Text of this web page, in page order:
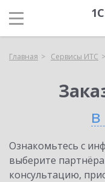
Главная Сервисы ИТС
Ознакомьтесь с
выберите
консультацию,